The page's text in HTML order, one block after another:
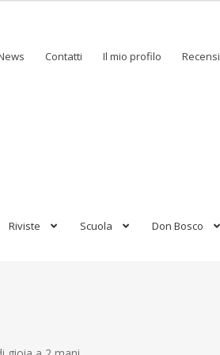
Contatti Il mio profilo
Riviste Scuola Don Bosco